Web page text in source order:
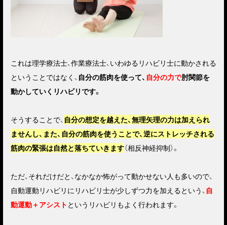
これは理学療法士、作業療法士、いわゆるリハビリ士に動かされる
ということではなく、 自分の筋肉を使って、 自分の力で肘関節を
動かしていくリハビリです。
そうすることで、 自分の想定を越えた、無理矢理の力は加えられ
ませんし、また、自分の筋肉を使うことで、逆にストレッチされる
筋肉の緊張は自然と落ちていきます（相反神経抑制）。
ただ、それだけだと、なかなか怖がって動かせない人も多いので、
自動運動リハビリにリハビリ士が少しずつ力を加えるという、 自
動運動＋アシスト というリハビリもよく行われます。